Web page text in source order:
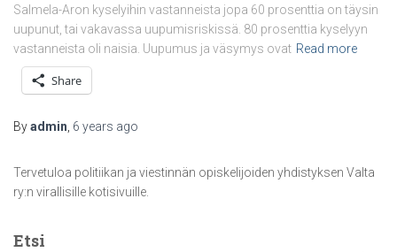
Salmela-Aron kyselyihin vastanneista jopa 60 prosenttia on täysin
uupunut, tai vakavassa uupumisriskissä. 80 prosenttia kyselyyn
vastanneista oli naisia. Uupumus ja väsymys ovat Read more
Share
Byadmin 6 years ago
Tervetuloa politiikan ja viestinnän opiskelijoiden yhdistyksen Valta
ry:n virallisille kotisivuille.
Etsi